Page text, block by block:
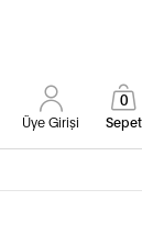
Üye Girişi Sepet
0